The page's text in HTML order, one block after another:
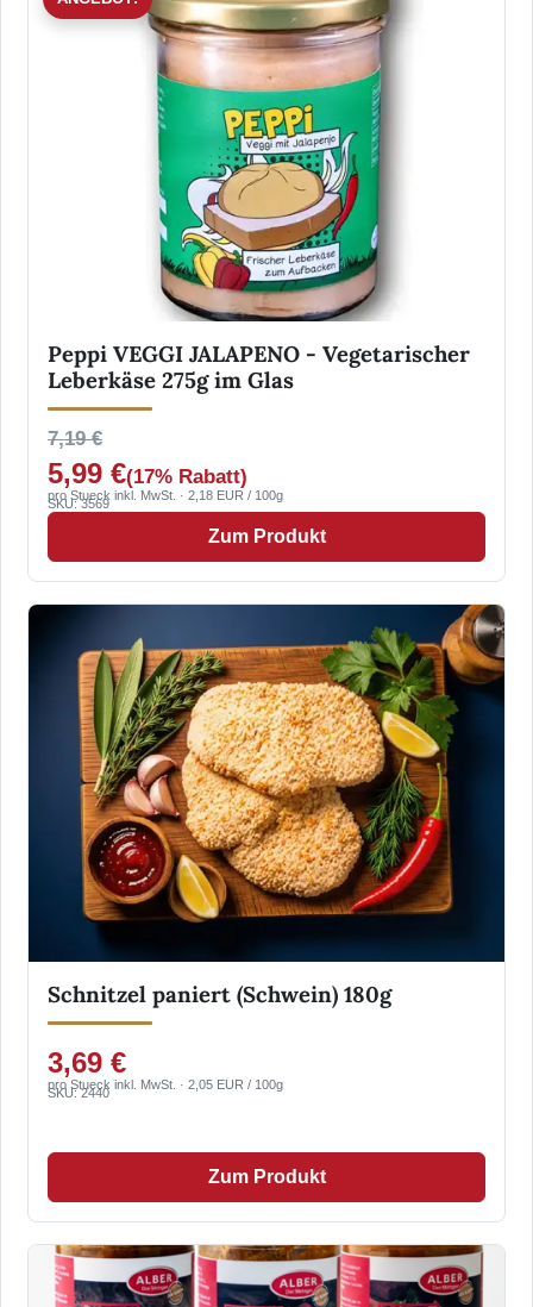
Peppi VEGGI JALAPENO - Vegetarischer
Leberkäse 275g im Glas
7,19 €
5,99 €(17% Rabatt)
pro Stueck inkl. MwSt. · 2,18 EUR / 100g
SKU: 3569
Zum Produkt
Schnitzel paniert (Schwein) 180g
3,69 €
pro Stueck inkl. MwSt. · 2,05 EUR / 100g
SKU: 2440
Zum Produkt